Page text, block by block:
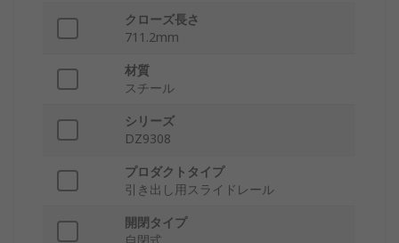
クローズ長さ
711.2mm
材質
スチール
シリーズ
DZ9308
プロダクトタイプ
引き出し用スライドレール
開閉タイプ